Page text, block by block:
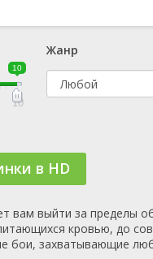
👨‍✈️
тв
👨‍👩‍👧‍👦
🤯
🤠
10
10
Жанр
в HD
вам выйти за пределы
кровью, до
бои, захватывающие